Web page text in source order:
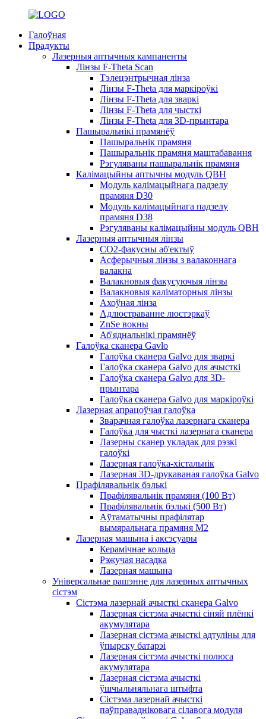
Галоўная
Прадукты
Лазерныя аптычныя кампаненты
Лінзы F-Theta Scan
Тэлецэнтрычная лінза
Лінзы F-Theta для маркіроўкі
Лінзы F-Theta для зваркі
Лінзы F-Theta для чысткі
Лінзы F-Theta для 3D-прынтара
Пашыральнікі прамянёў
Пашыральнік прамяня
Пашыральнік прамяня маштабавання
Рэгуляваны пашыральнік прамяня
Калімацыйны аптычны модуль QBH
Модуль калімацыйнага падзелу
прамяня D30
Модуль калімацыйнага падзелу
прамяня D38
Рэгуляваны калімацыйны модуль QBH
Лазерныя аптычныя лінзы
CO2-факусны аб'ектыў
Асферычныя лінзы з валаконнага
валакна
Валакновыя факусуючыя лінзы
Валакновыя каліматорныя лінзы
Ахоўная лінза
Адлюстраванне люстэркаў
ZnSe вокны
Аб'яднальнікі прамянёў
Галоўка сканера Gavlo
Галоўка сканера Galvo для зваркі
Галоўка сканера Galvo для ачысткі
Галоўка сканера Galvo для 3D-
прынтара
Галоўка сканера Galvo для маркіроўкі
Лазерная апрацоўчая галоўка
Зварачная галоўка лазернага сканера
Галоўка для чысткі лазернага сканера
Лазерны сканер укладак для рэзкі
галоўкі
Лазерная галоўка-хістальнік
Лазерная 3D-друкаваная галоўка Galvo
Прафілявальнік бэлькі
Прафілявальнік прамяня (100 Вт)
Прафілявальнік бэлькі (500 Вт)
Аўтаматычны прафілятар
вымяральнага прамяня M2
Лазерная машына і аксэсуары
Керамічнае кольца
Рэжучая насадка
Лазерная машына
Універсальнае рашэнне для лазерных аптычных
сістэм
Сістэма лазернай ачысткі сканера Galvo
Лазерная сістэма ачысткі сіняй плёнкі
акумулятара
Лазерная сістэма ачысткі адтуліны для
ўпырску батарэі
Лазерная сістэма ачысткі полюса
акумулятара
Лазерная сістэма ачысткі
ўшчыльняльнага штыфта
Сістэма лазернай ачысткі
паўправадніковага сілавога модуля